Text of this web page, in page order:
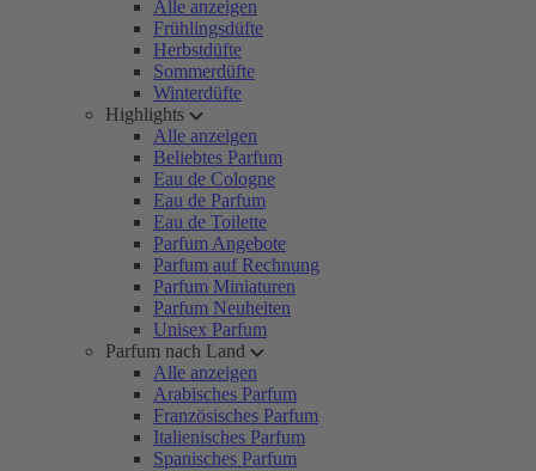
Alle anzeigen
Frühlingsdüfte
Herbstdüfte
Sommerdüfte
Winterdüfte
Highlights
Alle anzeigen
Beliebtes Parfum
Eau de Cologne
Eau de Parfum
Eau de Toilette
Parfum Angebote
Parfum auf Rechnung
Parfum Miniaturen
Parfum Neuheiten
Unisex Parfum
Parfum nach Land
Alle anzeigen
Arabisches Parfum
Französisches Parfum
Italienisches Parfum
Spanisches Parfum